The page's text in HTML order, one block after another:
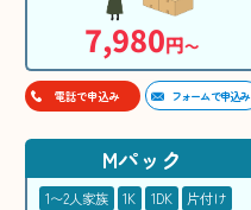
7,980円〜
電話で申込み フォームで申込み
Mパック
1〜2人家族 1K 1DK
片付け